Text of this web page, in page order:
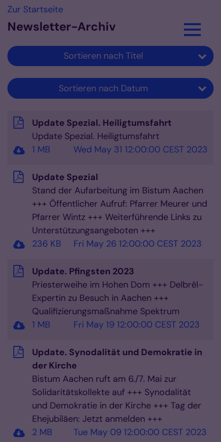
Zum Inhalt springen
Zur Startseite
Newsletter-Archiv
Sortieren nach Titel
Sortieren nach Datum
Update Spezial. Heiligtumsfahrt
Update Spezial. Heiligtumsfahrt
1 MB
Wed May 31 12:00:00 CEST 2023
Update Spezial
Stand der Aufarbeitung im Bistum Aachen
+++ Öffentlicher Aufruf: Pfarrer Meurer und
Pfarrer Wintz +++ Weiterführende Links zu
Unterstützungsangeboten +++
236 KB
Fri May 26 12:00:00 CEST 2023
Update. Pfingsten 2023
Priesterweihe im Hohen Dom +++ Delbrêl-
Expertin zu Besuch in Aachen +++
Qualifizierungsmaßnahme Spektrum
1 MB
Fri May 19 12:00:00 CEST 2023
Update. Synodalität und Demokratie in
der Kirche
Bistum Aachen ruft am 6./7. Mai zur
Solidaritätskollekte auf +++ Synodalität
und Demokratie in der Kirche +++ Tag der
Ehejubiläen: Jetzt anmelden +++
2 MB
Tue May 09 12:00:00 CEST 2023